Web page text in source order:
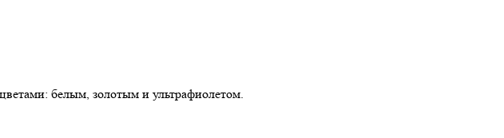
белым, золотым и ультрафиолетом.